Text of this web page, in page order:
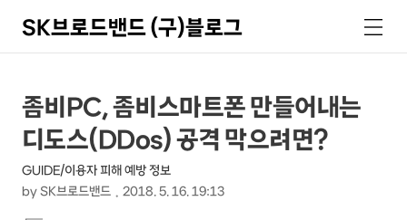
SK브로드밴드 (구)블로그
색
메
뉴
상
세
컨
텐
츠
본
문
제
목
좀비PC, 좀비스마트폰 만들어내는
디도스(DDos) 공격 막으려면?
GUIDE/이용자 피해 예방 정보
by SK브로드밴드 2018. 5. 16. 19:13